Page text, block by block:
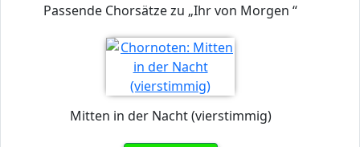
Passende Chorsätze zu „Ihr von Morgen “
Mitten in der Nacht (vierstimmig)